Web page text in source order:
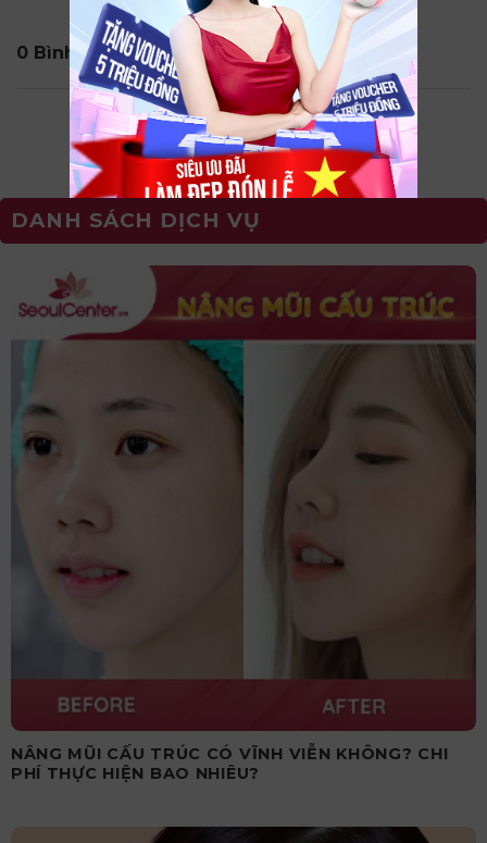
0 Bình Luận
DANH SÁCH DỊCH VỤ
NÂNG MŨI CẤU TRÚC CÓ VĨNH VIỄN KHÔNG? CHI
PHÍ THỰC HIỆN BAO NHIÊU?